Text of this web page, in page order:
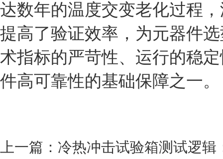
达数年的温度交变老化过程
提高了验证效率，为元器件
术指标的严苛性、运行的稳
件高可靠性的基础保障之一。
上一篇： 冷热冲击试验箱测试逻